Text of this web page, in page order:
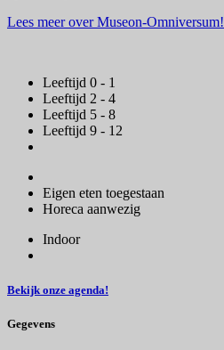
Lees meer over Museon-Omniversum!
Leeftijd 0 - 1
Leeftijd 2 - 4
Leeftijd 5 - 8
Leeftijd 9 - 12
Eigen eten toegestaan
Horeca aanwezig
Indoor
Bekijk onze agenda!
Gegevens